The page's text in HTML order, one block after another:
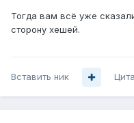
Тогда вам всё уже
сторону хешей.
Вставить ник